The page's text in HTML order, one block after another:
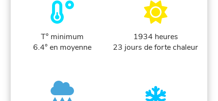
T° minimum
6.4° en moyenne
1934 heures
23 jours de forte chaleur